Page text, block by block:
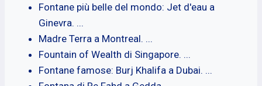
Fontane più belle del mondo: Jet d'eau a
Ginevra. ...
Madre Terra a Montreal. ...
Fountain of Wealth di Singapore. ...
Fontane famose: Burj Khalifa a Dubai. ...